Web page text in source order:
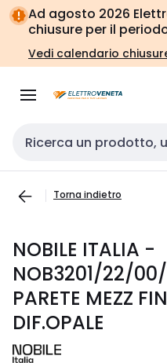
Vai alla
navigazione
Vai
alla
pagina
Ad agosto 2026
chiusure per il
Vedi calendario
Cerca input
Torna indietro
NOBILE ITALIA -
NOB3201/22/
PARETE MEZZ
DIF.OPALE